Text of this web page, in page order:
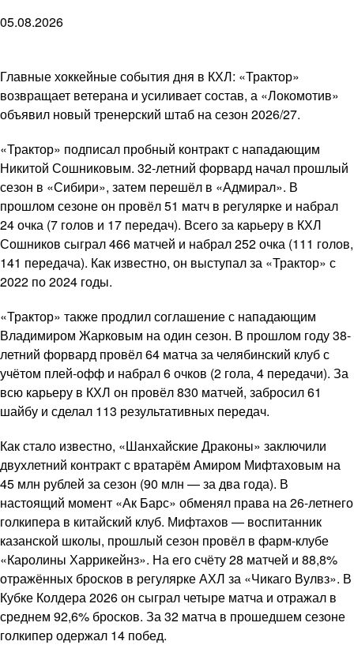
05.08.2026
Главные хоккейные события дня в КХЛ: «Трактор»
возвращает ветерана и усиливает состав, а «Локомотив»
объявил новый тренерский штаб на сезон 2026/27.
«Трактор» подписал пробный контракт с нападающим
Никитой Сошниковым. 32-летний форвард начал прошлый
сезон в «Сибири», затем перешёл в «Адмирал». В
прошлом сезоне он провёл 51 матч в регулярке и набрал
24 очка (7 голов и 17 передач). Всего за карьеру в КХЛ
Сошников сыграл 466 матчей и набрал 252 очка (111 голов,
141 передача). Как известно, он выступал за «Трактор» с
2022 по 2024 годы.
«Трактор» также продлил соглашение с нападающим
Владимиром Жарковым на один сезон. В прошлом году 38-
летний форвард провёл 64 матча за челябинский клуб с
учётом плей-офф и набрал 6 очков (2 гола, 4 передачи). За
всю карьеру в КХЛ он провёл 830 матчей, забросил 61
шайбу и сделал 113 результативных передач.
Как стало известно, «Шанхайские Драконы» заключили
двухлетний контракт с вратарём Амиром Мифтаховым на
45 млн рублей за сезон (90 млн — за два года). В
настоящий момент «Ак Барс» обменял права на 26-летнего
голкипера в китайский клуб. Мифтахов — воспитанник
казанской школы, прошлый сезон провёл в фарм-клубе
«Каролины Харрикейнз». На его счёту 28 матчей и 88,8%
отражённых бросков в регулярке АХЛ за «Чикаго Вулвз». В
Кубке Колдера 2026 он сыграл четыре матча и отражал в
среднем 92,6% бросков. За 32 матча в прошедшем сезоне
голкипер одержал 14 побед.